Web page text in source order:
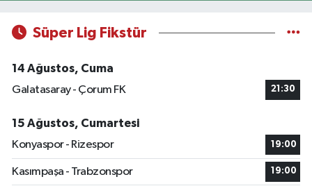
Süper Lig Fikstür
14 Ağustos, Cuma
Galatasaray - Çorum FK
21:30
15 Ağustos, Cumartesi
Konyaspor - Rizespor
19:00
Kasımpaşa - Trabzonspor 19:00